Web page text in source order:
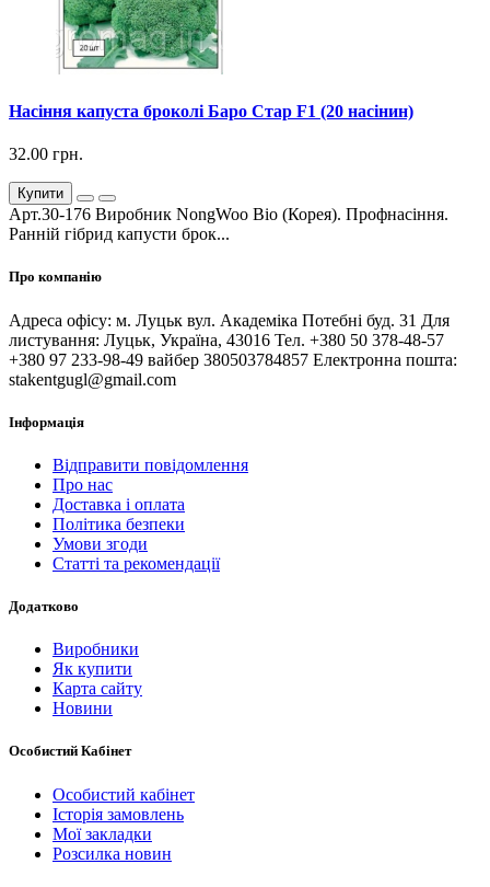
Насіння капуста броколі Баро Стар F1 (20 насінин)
32.00 грн.
Купити
Арт.30-176 Виробник NongWoo Bio (Корея). Профнасіння.
Ранній гібрид капусти брок...
Про компанію
Адреса офісу: м. Луцьк вул. Академіка Потебні буд. 31 Для
листування: Луцьк, Україна, 43016 Тел. +380 50 378-48-57
+380 97 233-98-49 вайбер 380503784857 Електронна пошта:
stakentgugl@gmail.com
Інформація
Відправити повідомлення
Про нас
Доставка і оплата
Політика безпеки
Умови згоди
Статті та рекомендації
Додатково
Виробники
Як купити
Карта сайту
Новини
Особистий Кабінет
Особистий кабінет
Історія замовлень
Мої закладки
Розсилка новин